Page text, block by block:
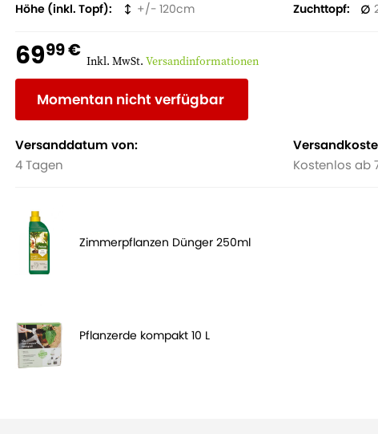
Höhe (inkl. Topf) 120 Zuchttopf
6999 € Inkl. MwSt.Versandinformationen
Momentan nicht verfügbar
Versanddatum von:
4 Tagen
Kostenlos ab
Zimmerpflanzen Dünger 250ml
Pflanzerde kompakt 10 L